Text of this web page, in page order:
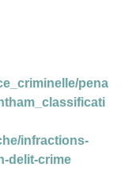
pena
infractions-
delit-crime